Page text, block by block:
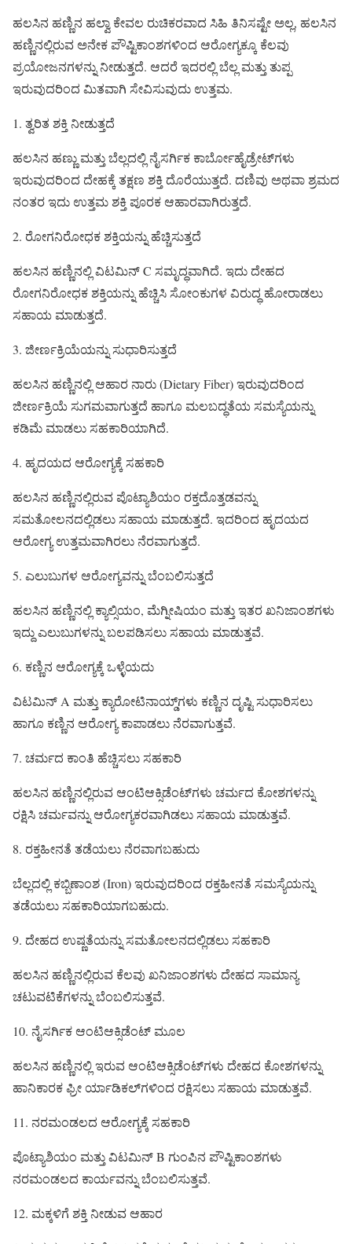
ಹಲಸಿನ ಹಣ್ಣಿನ ಹಲ್ವಾ ಕೇವಲ ರುಚಿಕರವಾದ ಸಿಹಿ ತಿನಿಸಷ್ಟೇ ಅಲ್ಲ, ಹಲಸಿನ
ಹಣ್ಣಿನಲ್ಲಿರುವ ಅನೇಕ ಪೌಷ್ಟಿಕಾಂಶಗಳಿಂದ ಆರೋಗ್ಯಕ್ಕೂ ಕೆಲವು
ಪ್ರಯೋಜನಗಳನ್ನು ನೀಡುತ್ತದೆ. ಆದರೆ ಇದರಲ್ಲಿ ಬೆಲ್ಲ ಮತ್ತು ತುಪ್ಪ
ಇರುವುದರಿಂದ ಮಿತವಾಗಿ ಸೇವಿಸುವುದು ಉತ್ತಮ.
1. ತ್ವರಿತ ಶಕ್ತಿ ನೀಡುತ್ತದೆ
ಹಲಸಿನ ಹಣ್ಣು ಮತ್ತು ಬೆಲ್ಲದಲ್ಲಿ ನೈಸರ್ಗಿಕ ಕಾರ್ಬೋಹೈಡ್ರೇಟ್‌ಗಳು
ಇರುವುದರಿಂದ ದೇಹಕ್ಕೆ ತಕ್ಷಣ ಶಕ್ತಿ ದೊರೆಯುತ್ತದೆ. ದಣಿವು ಅಥವಾ ಶ್ರಮದ
ನಂತರ ಇದು ಉತ್ತಮ ಶಕ್ತಿ ಪೂರಕ ಆಹಾರವಾಗಿರುತ್ತದೆ.
2. ರೋಗನಿರೋಧಕ ಶಕ್ತಿಯನ್ನು ಹೆಚ್ಚಿಸುತ್ತದೆ
ಹಲಸಿನ ಹಣ್ಣಿನಲ್ಲಿ ವಿಟಮಿನ್ C ಸಮೃದ್ಧವಾಗಿದೆ. ಇದು ದೇಹದ
ರೋಗನಿರೋಧಕ ಶಕ್ತಿಯನ್ನು ಹೆಚ್ಚಿಸಿ ಸೋಂಕುಗಳ ವಿರುದ್ಧ ಹೋರಾಡಲು
ಸಹಾಯ ಮಾಡುತ್ತದೆ.
3. ಜೀರ್ಣಕ್ರಿಯೆಯನ್ನು ಸುಧಾರಿಸುತ್ತದೆ
ಹಲಸಿನ ಹಣ್ಣಿನಲ್ಲಿ ಆಹಾರ ನಾರು (Dietary Fiber) ಇರುವುದರಿಂದ
ಜೀರ್ಣಕ್ರಿಯೆ ಸುಗಮವಾಗುತ್ತದೆ ಹಾಗೂ ಮಲಬದ್ಧತೆಯ ಸಮಸ್ಯೆಯನ್ನು
ಕಡಿಮೆ ಮಾಡಲು ಸಹಕಾರಿಯಾಗಿದೆ.
4. ಹೃದಯದ ಆರೋಗ್ಯಕ್ಕೆ ಸಹಕಾರಿ
ಹಲಸಿನ ಹಣ್ಣಿನಲ್ಲಿರುವ ಪೊಟ್ಯಾಶಿಯಂ ರಕ್ತದೊತ್ತಡವನ್ನು
ಸಮತೋಲನದಲ್ಲಿಡಲು ಸಹಾಯ ಮಾಡುತ್ತದೆ. ಇದರಿಂದ ಹೃದಯದ
ಆರೋಗ್ಯ ಉತ್ತಮವಾಗಿರಲು ನೆರವಾಗುತ್ತದೆ.
5. ಎಲುಬುಗಳ ಆರೋಗ್ಯವನ್ನು ಬೆಂಬಲಿಸುತ್ತದೆ
ಹಲಸಿನ ಹಣ್ಣಿನಲ್ಲಿ ಕ್ಯಾಲ್ಸಿಯಂ, ಮೆಗ್ನೀಷಿಯಂ ಮತ್ತು ಇತರ ಖನಿಜಾಂಶಗಳು
ಇದ್ದು ಎಲುಬುಗಳನ್ನು ಬಲಪಡಿಸಲು ಸಹಾಯ ಮಾಡುತ್ತವೆ.
6. ಕಣ್ಣಿನ ಆರೋಗ್ಯಕ್ಕೆ ಒಳ್ಳೆಯದು
ವಿಟಮಿನ್ A ಮತ್ತು ಕ್ಯಾರೋಟಿನಾಯ್ಡ್‌ಗಳು ಕಣ್ಣಿನ ದೃಷ್ಟಿ ಸುಧಾರಿಸಲು
ಹಾಗೂ ಕಣ್ಣಿನ ಆರೋಗ್ಯ ಕಾಪಾಡಲು ನೆರವಾಗುತ್ತವೆ.
7. ಚರ್ಮದ ಕಾಂತಿ ಹೆಚ್ಚಿಸಲು ಸಹಕಾರಿ
ಹಲಸಿನ ಹಣ್ಣಿನಲ್ಲಿರುವ ಆಂಟಿಆಕ್ಸಿಡೆಂಟ್‌ಗಳು ಚರ್ಮದ ಕೋಶಗಳನ್ನು
ರಕ್ಷಿಸಿ ಚರ್ಮವನ್ನು ಆರೋಗ್ಯಕರವಾಗಿಡಲು ಸಹಾಯ ಮಾಡುತ್ತವೆ.
8. ರಕ್ತಹೀನತೆ ತಡೆಯಲು ನೆರವಾಗಬಹುದು
ಬೆಲ್ಲದಲ್ಲಿ ಕಬ್ಬಿಣಾಂಶ (Iron) ಇರುವುದರಿಂದ ರಕ್ತಹೀನತೆ ಸಮಸ್ಯೆಯನ್ನು
ತಡೆಯಲು ಸಹಕಾರಿಯಾಗಬಹುದು.
9. ದೇಹದ ಉಷ್ಣತೆಯನ್ನು ಸಮತೋಲನದಲ್ಲಿಡಲು ಸಹಕಾರಿ
ಹಲಸಿನ ಹಣ್ಣಿನಲ್ಲಿರುವ ಕೆಲವು ಖನಿಜಾಂಶಗಳು ದೇಹದ ಸಾಮಾನ್ಯ
ಚಟುವಟಿಕೆಗಳನ್ನು ಬೆಂಬಲಿಸುತ್ತವೆ.
10. ನೈಸರ್ಗಿಕ ಆಂಟಿಆಕ್ಸಿಡೆಂಟ್ ಮೂಲ
ಹಲಸಿನ ಹಣ್ಣಿನಲ್ಲಿ ಇರುವ ಆಂಟಿಆಕ್ಸಿಡೆಂಟ್‌ಗಳು ದೇಹದ ಕೋಶಗಳನ್ನು
ಹಾನಿಕಾರಕ ಫ್ರೀ ರ್ಯಾಡಿಕಲ್‌ಗಳಿಂದ ರಕ್ಷಿಸಲು ಸಹಾಯ ಮಾಡುತ್ತವೆ.
11. ನರಮಂಡಲದ ಆರೋಗ್ಯಕ್ಕೆ ಸಹಕಾರಿ
ಪೊಟ್ಯಾಶಿಯಂ ಮತ್ತು ವಿಟಮಿನ್ B ಗುಂಪಿನ ಪೌಷ್ಟಿಕಾಂಶಗಳು
ನರಮಂಡಲದ ಕಾರ್ಯವನ್ನು ಬೆಂಬಲಿಸುತ್ತವೆ.
12. ಮಕ್ಕಳಿಗೆ ಶಕ್ತಿ ನೀಡುವ ಆಹಾರ